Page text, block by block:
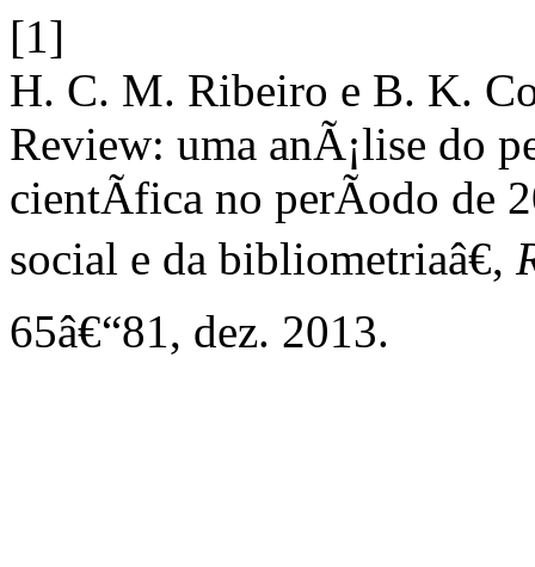
[1]
H. C. M. Ribeiro e B. K.
Review: uma anÃ¡lise do
cientÃ­fica no perÃ­odo de
social e da bibliometriaâ€,
65â€“81, dez. 2013.